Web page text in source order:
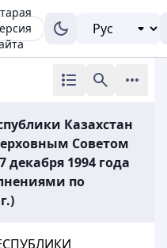
Казахстан
Советом
декабря 1994 года
по